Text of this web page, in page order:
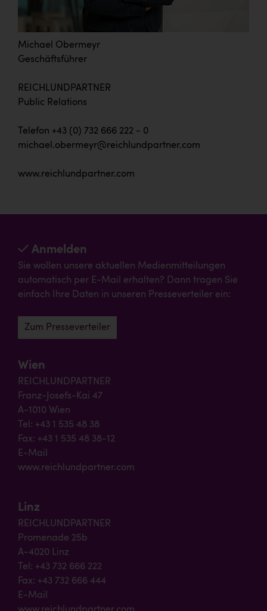
Michael Obermeyr
Geschäftsführer
REICHLUNDPARTNER
Public Relations
Telefon +43 (0) 732 666 222 - 0
michael.obermeyr@reichlundpartner.com
www.reichlundpartner.com
Anmelden
Sie wollen unsere aktuellen Medienmitteilungen
automatisch per E-Mail erhalten? Dann tragen Sie
einfach Ihre Daten in unseren Presseverteiler ein:
Zum Presseverteiler
Wien
REICHLUNDPARTNER
Franz-Josefs-Kai 47
A-1010 Wien
Tel: +43 1 535 48 38
Fax: +43 1 535 48 38-12
E-Mail
www.reichlundpartner.com
Linz
REICHLUNDPARTNER
Promenade 25b
A-4020 Linz
Tel: +43 732 666 222
Fax: +43 732 666 444
E-Mail